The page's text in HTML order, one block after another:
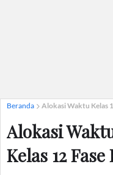
Beranda Alokasi Waktu Kelas
Alokasi
Kelas 12